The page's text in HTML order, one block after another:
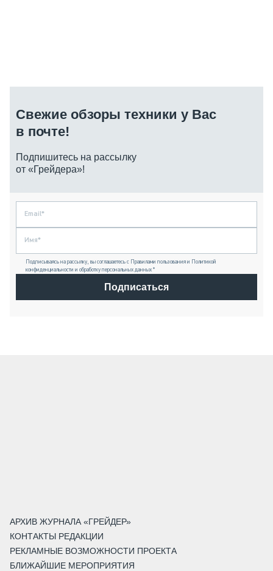
Свежие обзоры техники у Вас
в почте!
Подпишитесь на рассылку
от «Грейдера»!
Подписываясь на рассылку, вы соглашаетесь с Правилами пользования и Политикой
конфиденциальности и обработку персональных данных *
Подписаться
АРХИВ ЖУРНАЛА «ГРЕЙДЕР»
КОНТАКТЫ РЕДАКЦИИ
РЕКЛАМНЫЕ ВОЗМОЖНОСТИ ПРОЕКТА
БЛИЖАЙШИЕ МЕРОПРИЯТИЯ